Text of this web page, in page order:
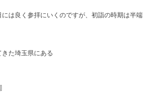
は良く参拝にいくのですが、初詣の時期は半端
た埼玉県にある